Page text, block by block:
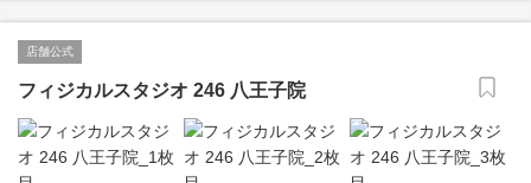
店舗公式
フィジカルスタジオ 246 八王子院